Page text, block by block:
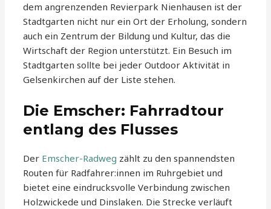
dem angrenzenden Revierpark Nienhausen ist der
Stadtgarten nicht nur ein Ort der Erholung, sondern
auch ein Zentrum der Bildung und Kultur, das die
Wirtschaft der Region unterstützt. Ein Besuch im
Stadtgarten sollte bei jeder Outdoor Aktivität in
Gelsenkirchen auf der Liste stehen.
Die Emscher: Fahrradtour
entlang des Flusses
Der Emscher-Radweg zählt zu den spannendsten
Routen für Radfahrer:innen im Ruhrgebiet und
bietet eine eindrucksvolle Verbindung zwischen
Holzwickede und Dinslaken. Die Strecke verläuft